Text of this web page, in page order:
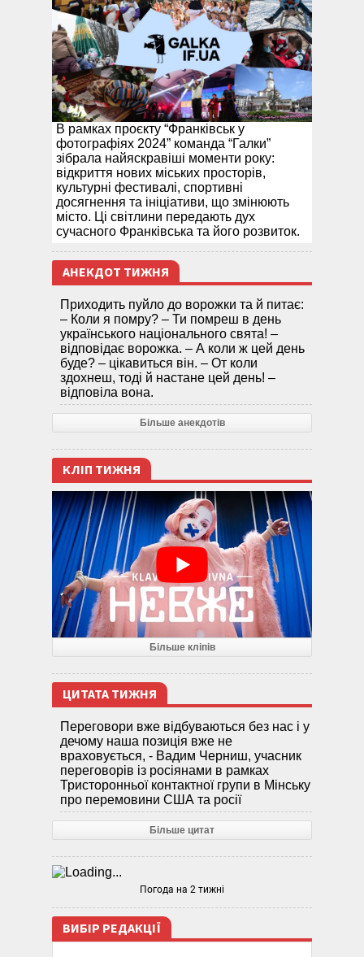
В рамках проєкту “Франківськ у
фотографіях 2024” команда “Галки”
зібрала найяскравіші моменти року:
відкриття нових міських просторів,
культурні фестивалі, спортивні
досягнення та ініціативи, що змінюють
місто. Ці світлини передають дух
сучасного Франківська та його розвиток.
АНЕКДОТ ТИЖНЯ
Приходить пуйло до ворожки та й питає:
– Коли я помру? – Ти помреш в день
українського національного свята! –
відповідає ворожка. – А коли ж цей день
буде? – цікавиться він. – От коли
здохнеш, тоді й настане цей день! –
відповіла вона.
Більше анекдотів
КЛІП ТИЖНЯ
Більше кліпів
ЦИТАТА ТИЖНЯ
Переговори вже відбуваються без нас і у
дечому наша позиція вже не
враховується, - Вадим Черниш, учасник
переговорів із росіянами в рамках
Тристоронньої контактної групи в Мінську
про перемовини США та росії
Більше цитат
Погода на 2 тижні
ВИБІР РЕДАКЦІЇ